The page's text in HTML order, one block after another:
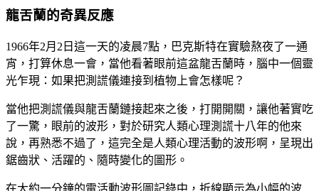
龍舌蘭的奇異反應
1966年2月2日這一天的凌晨7點，巴克斯特在實驗熬夜了一通
宵，打算休息一會，當他看著眼前這盆龍舌蘭時，腦中一個靈
光乍現：如果把測謊儀連接到植物上會怎樣呢？
當他把測謊儀與龍舌蘭鏈接起來之後，打開開關，讓他著實吃
了一驚，眼前的波形，對於研究人類心理測謊十八年的他來
說，再熟悉不過了，這完全是人類心理活動的波形啊，呈現出
鋸齒狀、活躍的、隨時變化的圖形。
在大約一分鐘的電活動波形圖記錄中，折線顯示為小幅的波